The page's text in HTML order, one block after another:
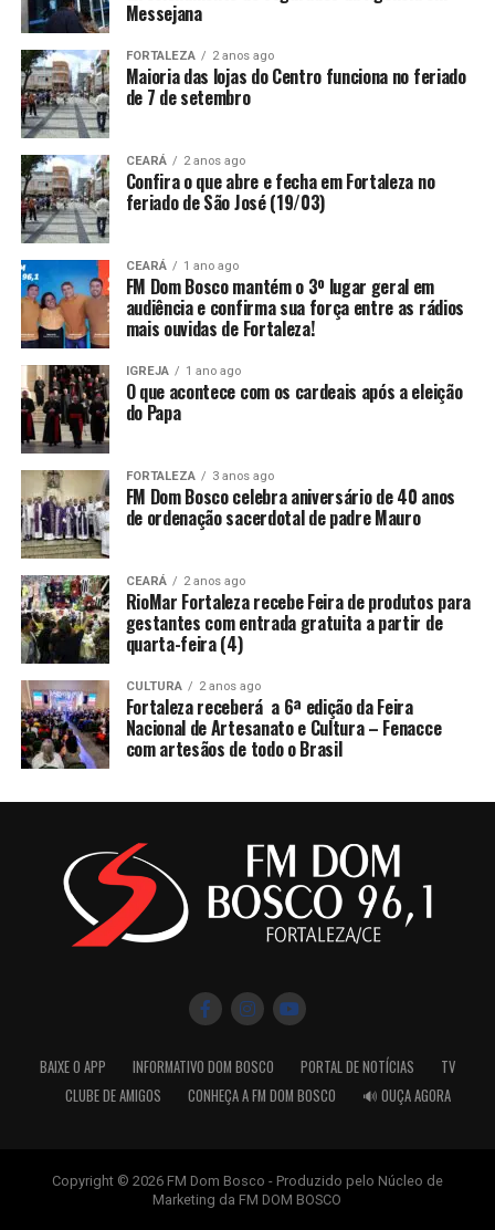
Messejana
FORTALEZA 2 anos ago
Maioria das lojas do Centro funciona no feriado
de 7 de setembro
CEARÁ 2 anos ago
Confira o que abre e fecha em Fortaleza no
feriado de São José (19/03)
CEARÁ 1 ano ago
FM Dom Bosco mantém o 3º lugar geral em
audiência e confirma sua força entre as rádios
mais ouvidas de Fortaleza!
IGREJA 1 ano ago
O que acontece com os cardeais após a eleição
do Papa
FORTALEZA 3 anos ago
FM Dom Bosco celebra aniversário de 40 anos
de ordenação sacerdotal de padre Mauro
CEARÁ 2 anos ago
RioMar Fortaleza recebe Feira de produtos para
gestantes com entrada gratuita a partir de
quarta-feira (4)
CULTURA 2 anos ago
Fortaleza receberá a 6ª edição da Feira
Nacional de Artesanato e Cultura – Fenacce
com artesãos de todo o Brasil
BAIXE O APP INFORMATIVO DOM BOSCO PORTAL DE NOTÍCIAS
TV
CLUBE DE AMIGOS
CONHEÇA A FM DOM BOSCO 🔊 OUÇA AGORA
Copyright © 2026 FM Dom Bosco - Produzido pelo Núcleo de
Marketing da FM DOM BOSCO